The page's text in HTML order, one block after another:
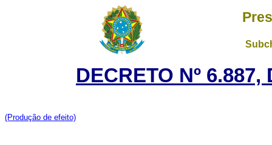
DECRETO Nº
(Produção de efeito)